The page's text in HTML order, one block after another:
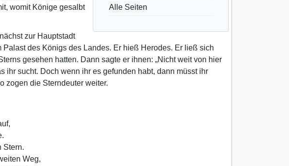
Alle Seiten
womit Könige gesalbt
zur Hauptstadt
des Königs des Landes. Er hieß Herodes. Er ließ sich
gesehen hatten. Dann sagte er ihnen: „Nicht weit von hier
ihr sucht. Doch wenn ihr es gefunden habt, dann müsst ihr
zogen die Sterndeuter weiter.
Stern.
Weg,